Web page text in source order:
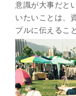
意識が大事だと
いたいことは、
プルに伝えるこ